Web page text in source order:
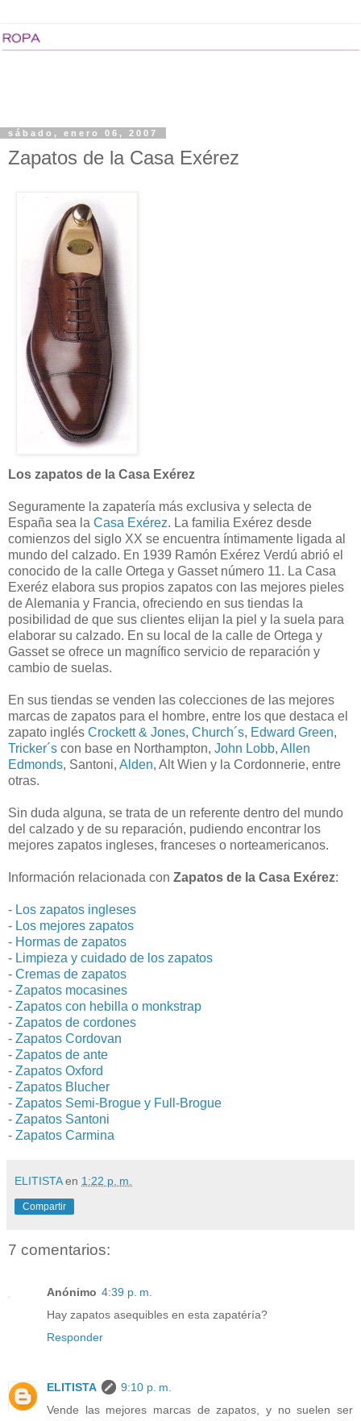
sábado, enero 06, 2007
Zapatos de la Casa Exérez
Los zapatos de la Casa Exérez
Seguramente la zapatería más exclusiva y selecta de
España sea la Casa Exérez. La familia Exérez desde
comienzos del siglo XX se encuentra íntimamente ligada al
mundo del calzado. En 1939 Ramón Exérez Verdú abrió el
conocido de la calle Ortega y Gasset número 11. La Casa
Exeréz elabora sus propios zapatos con las mejores pieles
de Alemania y Francia, ofreciendo en sus tiendas la
posibilidad de que sus clientes elijan la piel y la suela para
elaborar su calzado. En su local de la calle de Ortega y
Gasset se ofrece un magnífico servicio de reparación y
cambio de suelas.
En sus tiendas se venden las colecciones de las mejores
marcas de zapatos para el hombre, entre los que destaca el
zapato inglés Crockett & Jones, Church´s, Edward Green,
Tricker´s con base en Northampton, John Lobb, Allen
Edmonds, Santoni, Alden, Alt Wien y la Cordonnerie, entre
otras.
Sin duda alguna, se trata de un referente dentro del mundo
del calzado y de su reparación, pudiendo encontrar los
mejores zapatos ingleses, franceses o norteamericanos.
Información relacionada con Zapatos de la Casa Exérez:
- Los zapatos ingleses
- Los mejores zapatos
- Hormas de zapatos
- Limpieza y cuidado de los zapatos
- Cremas de zapatos
- Zapatos mocasines
- Zapatos con hebilla o monkstrap
- Zapatos de cordones
- Zapatos Cordovan
- Zapatos de ante
- Zapatos Oxford
- Zapatos Blucher
- Zapatos Semi-Brogue y Full-Brogue
- Zapatos Santoni
- Zapatos Carmina
ELITISTA en 1:22 p. m.
Compartir
7 comentarios:
Anónimo 4:39 p. m.
Hay zapatos asequibles en esta zapatéría?
Responder
ELITISTA
9:10 p. m.
Vende las mejores marcas de zapatos, y no suelen ser